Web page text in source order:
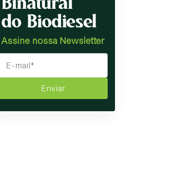
Assine nossa Newsletter
Enviar